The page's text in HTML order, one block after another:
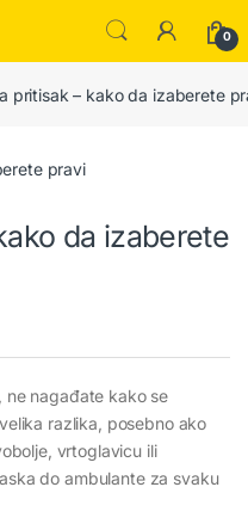
0
pritisak – kako da izaberete
da izaberete
ne nagađate kako se
razlika, posebno ako
vrtoglavicu ili
do ambulante za svaku